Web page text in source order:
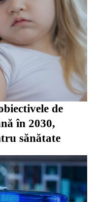
de
în 2030,
sănătate